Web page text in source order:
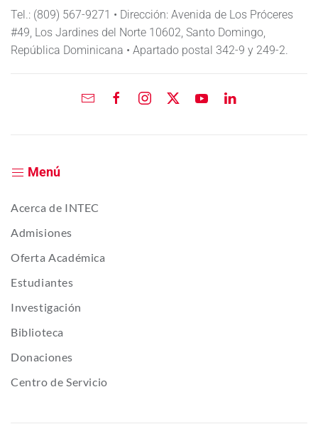
Tel.: (809) 567-9271 • Dirección: Avenida de Los Próceres
#49, Los Jardines del Norte 10602, Santo Domingo,
República Dominicana • Apartado postal 342-9 y 249-2.
Menú
Acerca de INTEC
Admisiones
Oferta Académica
Estudiantes
Investigación
Biblioteca
Donaciones
Centro de Servicio